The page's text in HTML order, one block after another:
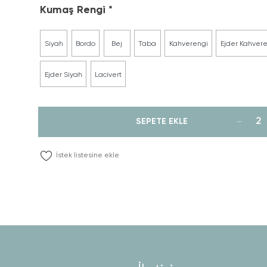
Kumaş Rengi
Siyah Bordo Bej Taba Kahverengi Ejder
Ejder Siyah Lacivert
SEPETE EKLE
İstek listesine ekle